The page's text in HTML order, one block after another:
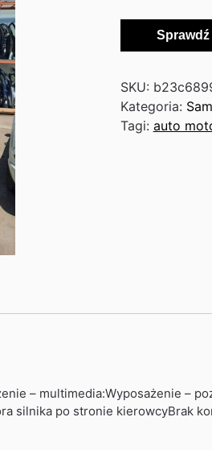
Sprawdź
SKU:
Kategoria:
Tagi: auto
– multimedia:Wyposażenie –
silnika po stronie kierowcyBrak